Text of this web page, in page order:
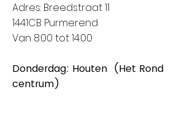
Adres: Breedstraat 11
1441CB Purmerend
Van 8:00 tot 14:00
Donderdag: Houten (Het Rond
centrum)